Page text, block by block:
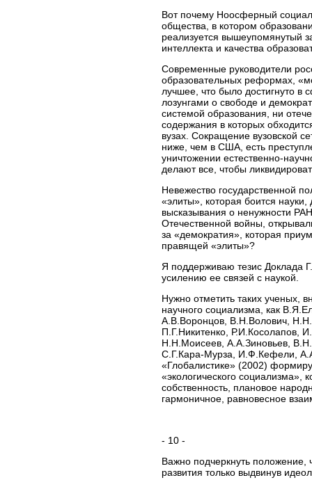
Вот почему Ноосферный
общества, в котором
реализуется вышеупомянутый
интеллекта и качества
Современные руководители
образовательных реформах,
лучшее, что было достигнуто в
лозунгами о свободе и
системой образования, ни
содержания в которых
вузах. Сокращение вузовской
ниже, чем в США, есть
уничтожении естественно-
делают все, чтобы
Невежество государственной
«элиты», которая боится
высказывания о ненужности
Отечественной войны,
за «демократия», которая
правящей «элиты»?
Я поддерживаю тезис Доклада
усилению ее связей с наукой.
Нужно отметить таких ученых,
научного социализма, как
А.В.Воронцов, В.Н.Волович,
П.Г.Никитенко, Р.И.Косолапов,
Н.Н.Моисеев, А.А.Зиновьев,
С.Г.Кара-Мурза, И.Ф.Кефели,
«Глобалистике» (2002)
«экологического социализма»,
собственность, плановое
гармоничное, равновесное
- 10 -
Важно подчеркнуть положение,
развития только выдвинув